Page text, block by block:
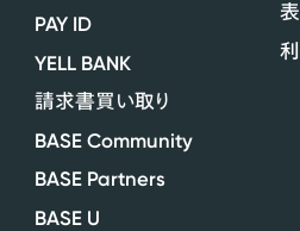
PAY ID
YELL BANK
請求書買い取り
BASE Community
BASE Partners
BASE U